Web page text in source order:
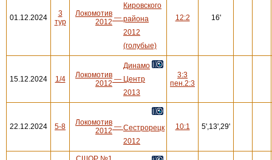
01.12.2024
3
тур
Локомотив
2012 —
Кировского
района
2012
(голубые)
12:2 16'
15.12.2024 1/4
Локомотив
2012 —
Динамо
Центр
2013
3:3
пен.2:3
22.12.2024 5-8
Локомотив
2012 — Сестрорецк
2012
10:1 5',13',29'